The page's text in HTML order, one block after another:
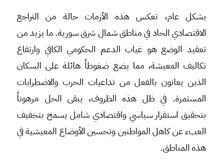
بشكل عام، تعكس هذه الأزمات حالة من التراجع
الاقتصادي الحاد في مناطق شمال شرق سورية. ما يزيد من
تعقيد الوضع هو غياب الدعم الحكومي الكافي وارتفاع
تكاليف المعيشة، مما يضع ضغوطاً هائلة على السكان
الذين يعانون بالفعل من تداعيات الحرب والاضطرابات
المستمرة. في ظل هذه الظروف، يبقى الحل مرهوناً
بتحقيق استقرار سياسي واقتصادي شامل يسمح بتخفيف
العبء عن كاهل المواطنين وتحسين الأوضاع المعيشية في
هذه المناطق.